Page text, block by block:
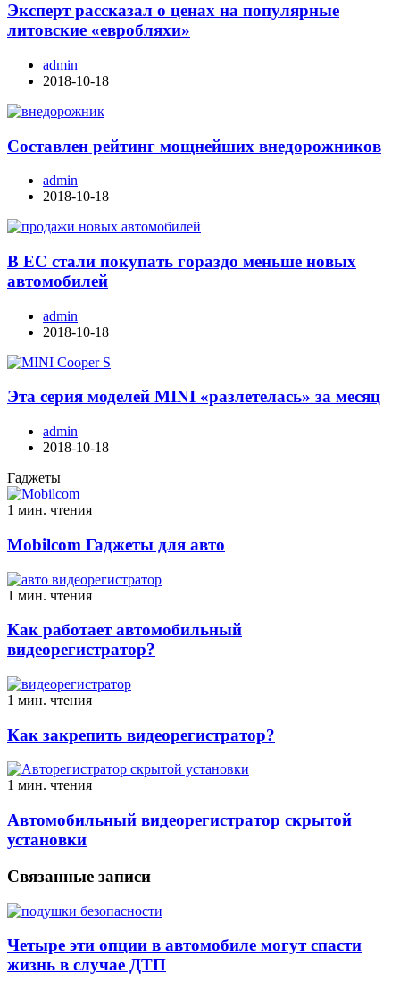
Эксперт рассказал о ценах на популярные
литовские «евробляхи»
admin
2018-10-18
Составлен рейтинг мощнейших внедорожников
admin
2018-10-18
В ЕС стали покупать гораздо меньше новых
автомобилей
admin
2018-10-18
Эта серия моделей MINI «разлетелась» за месяц
admin
2018-10-18
Гаджеты
1 мин. чтения
Mobilcom Гаджеты для авто
1 мин. чтения
Как работает автомобильный
видеорегистратор?
1 мин. чтения
Как закрепить видеорегистратор?
1 мин. чтения
Автомобильный видеорегистратор скрытой
установки
Связанные записи
Четыре эти опции в автомобиле могут спасти
жизнь в случае ДТП